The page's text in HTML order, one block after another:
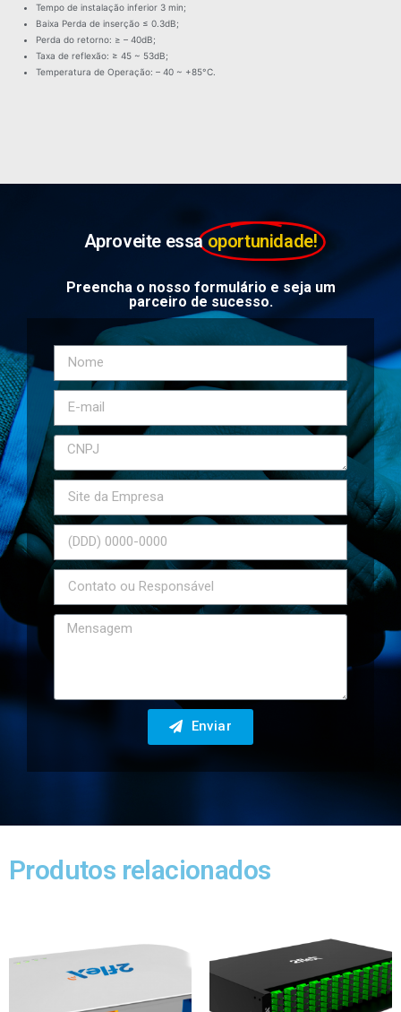
Tempo de instalação inferior 3 min;
Baixa Perda de inserção ≤ 0.3dB;
Perda do retorno: ≥ – 40dB;
Taxa de reflexão: ≥ 45 ~ 53dB;
Temperatura de Operação: – 40 ~ +85°C.
Aproveite essa oportunidade!
Preencha o nosso formulário e seja um
parceiro de sucesso.
Enviar
Produtos relacionados